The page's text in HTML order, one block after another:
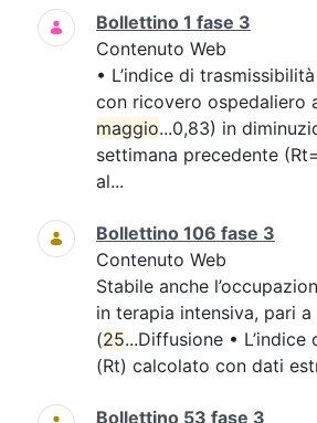
Bollettino 1 fase 3
Contenuto Web
• L’indice di
con ricovero ospedaliero
maggio...0,83) in
settimana precedente
al...
Bollettino 106 fase 3
Contenuto Web
Stabile anche
in terapia intensiva, pari a
(25...Diffusione •
(Rt) calcolato con dati
Bollettino 53 fase 3